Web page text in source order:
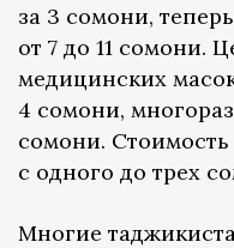
за 3 сомони,
от 7 до 11 сомони.
медицинских
4 сомони,
сомони.
с одного до трех
Многие